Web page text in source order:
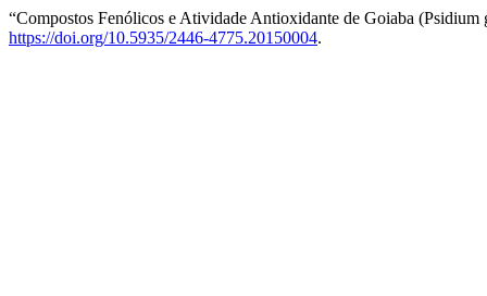
“Compostos Fenólicos e Atividade Antioxidante de Goiaba
https://doi.org/10.5935/2446-4775.20150004.